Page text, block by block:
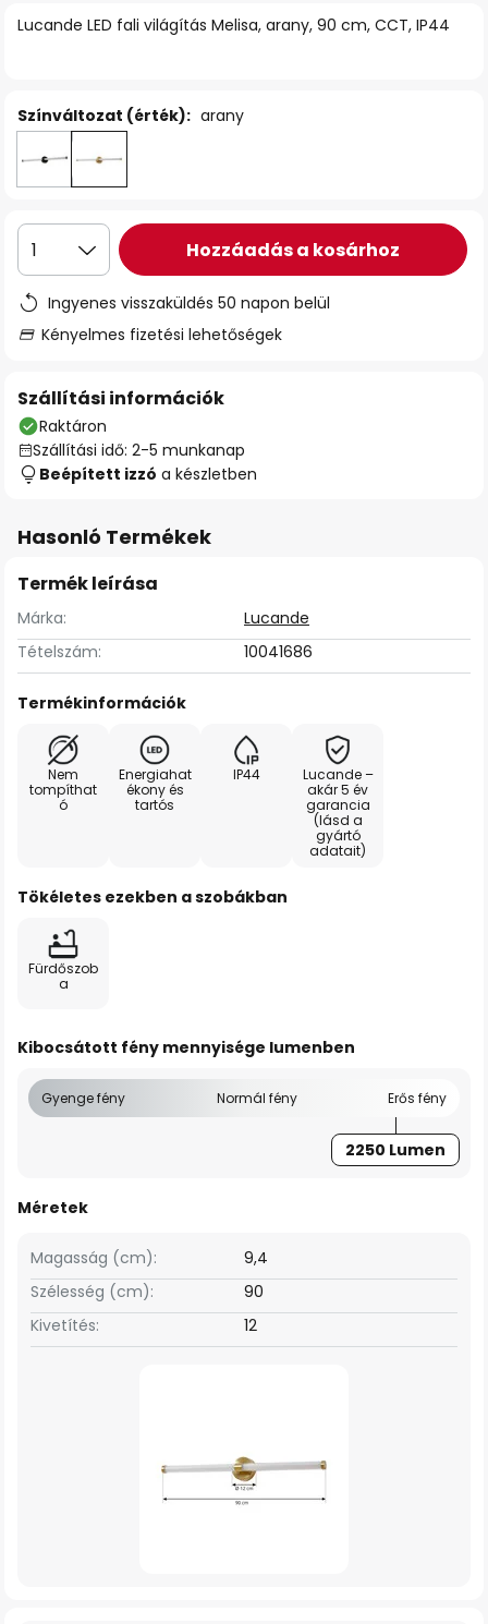
Lucande LED fali világítás Melisa, arany, 90 cm, CCT, IP44
Színváltozat (érték): arany
1 Hozzáadás a kosárhoz
Ingyenes visszaküldés 50 napon belül
Kényelmes fizetési lehetőségek
Szállítási információk
Raktáron
Szállítási idő: 2-5 munkanap
Beépített izzó a készletben
Hasonló Termékek
Termék leírása
Márka:
Lucande
Tételszám:
10041686
Termékinformációk
Nem
tompíthat
ó
Energiahat
ékony és
tartós
IP44
Lucande –
akár 5 év
garancia
(lásd a
gyártó
adatait)
Tökéletes ezekben a szobákban
Fürdőszob
a
Kibocsátott fény mennyisége lumenben
Gyenge fény Normál fény Erős fény
2250 Lumen
Méretek
Szélesség (cm): 90
Magasság (cm): 9,4
Kivetítés: 12